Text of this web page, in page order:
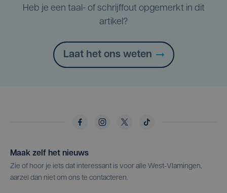
Heb je een taal- of schrijffout opgemerkt in dit
artikel?
Laat het ons weten
Maak zelf het nieuws
Zie of hoor je iets dat interessant is voor alle West-Vlamingen,
aarzel dan niet om ons te contacteren.